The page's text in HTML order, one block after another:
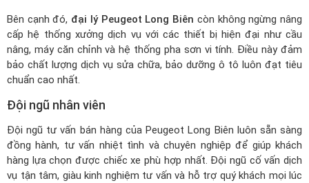
Bên cạnh đó, đại lý Peugeot Long Biên còn không ngừng nâng
cấp hệ thống xưởng dịch vụ với các thiết bị hiện đại như cầu
nâng, máy căn chỉnh và hệ thống pha sơn vi tính. Điều này đảm
bảo chất lượng dịch vụ sửa chữa, bảo dưỡng ô tô luôn đạt tiêu
chuẩn cao nhất.
Đội ngũ nhân viên
Đội ngũ tư vấn bán hàng của Peugeot Long Biên luôn sẵn sàng
đồng hành, tư vấn nhiệt tình và chuyên nghiệp để giúp khách
hàng lựa chọn được chiếc xe phù hợp nhất. Đội ngũ cố vấn dịch
vụ tận tâm, giàu kinh nghiệm tư vấn và hỗ trợ quý khách mọi lúc